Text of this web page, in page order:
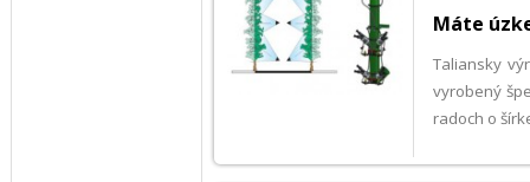
Máte
Taliansky
vyrobený
radoch o